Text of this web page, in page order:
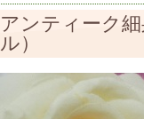
アンティーク
ル）